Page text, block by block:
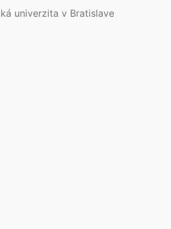
univerzita v Bratislave